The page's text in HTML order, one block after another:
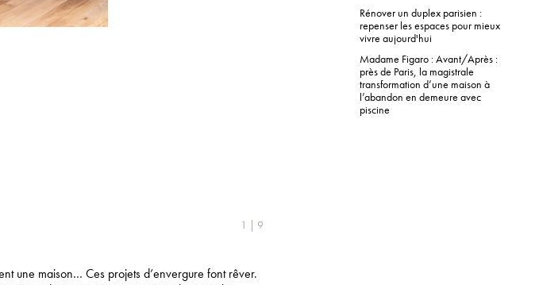
1 | 9
une maison… Ces projets d’envergure font rêver.
Rénover un duplex parisien :
repenser les espaces pour mieux
vivre aujourd'hui
Madame Figaro : Avant/Après :
près de Paris, la magistrale
transformation d’une maison à
l’abandon en demeure avec
piscine